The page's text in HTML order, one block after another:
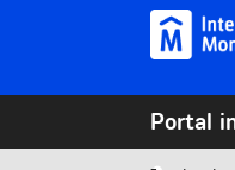
Pasar al contenido principal
Portal